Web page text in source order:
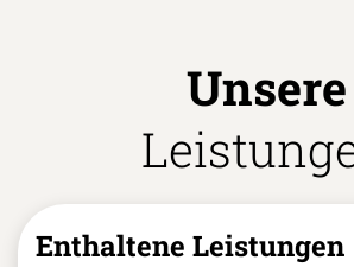
Unsere
Enthaltene Leistungen